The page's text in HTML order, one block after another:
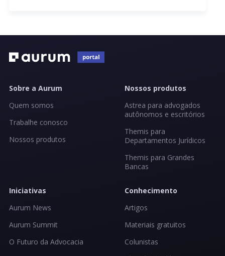
Sobre a Aurum
Quem somos
Trabalhe conosco
Nossos produtos
Nossos produtos
Astrea para advogados
autônomos e escritórios
Themis para
Departamentos Jurídicos
Themis para Grandes
Bancas
Iniciativas
Aurum News
Aurum Summit
O Futuro da Advocacia
Conhecimento
Artigos
Materiais gratuitos
Colunistas